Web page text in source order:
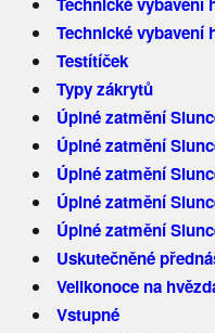
Technické vybavení
Testítíček
Typy zákrytů
Úplné zatmění
Úplné zatmění
Úplné zatmění
Úplné zatmění
Úplné zatmění
Uskutečněné
Velikonoce na
Vstupné